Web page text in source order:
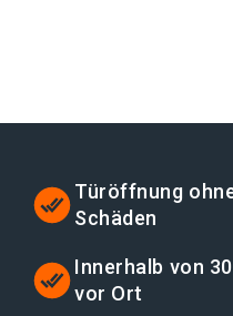
Türöffnung
Schäden
Innerhalb von
vor Ort